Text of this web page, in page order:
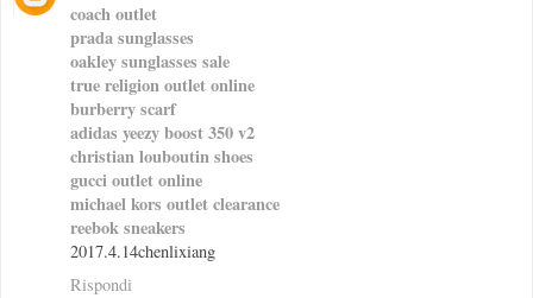
coach outlet
prada sunglasses
oakley sunglasses sale
true religion outlet online
burberry scarf
adidas yeezy boost 350 v2
christian louboutin shoes
gucci outlet online
michael kors outlet clearance
reebok sneakers
2017.4.14chenlixiang
Rispondi